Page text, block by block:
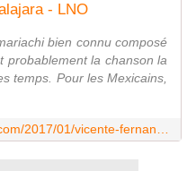
- LNO
bien connu composé
probablement la chanson la
temps. Pour les Mexicains,